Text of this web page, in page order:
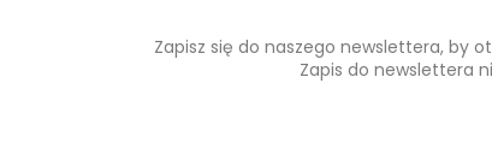
Zapisz się do naszego newslettera, by
Zapis do newslettera